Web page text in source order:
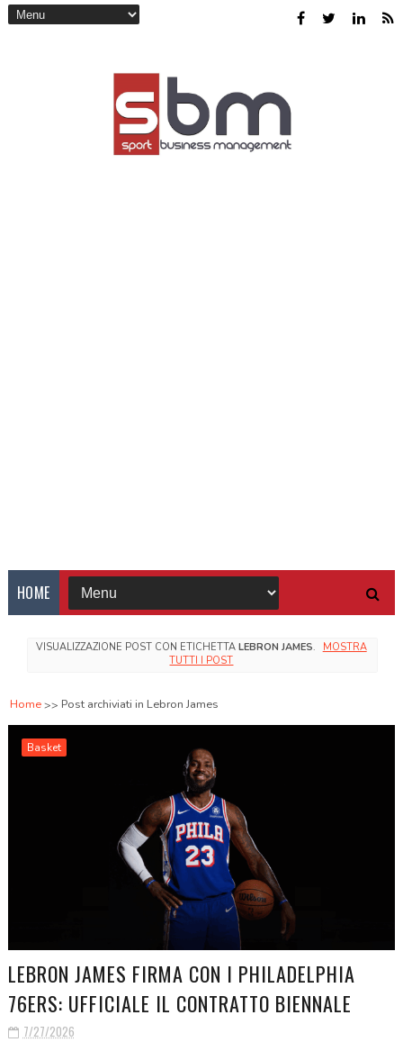
HOME
VISUALIZZAZIONE POST CON ETICHETTALEBRON JAMES.
MOSTRA
TUTTI I POST
Home Post archiviati in Lebron James
Basket
LEBRON JAMES FIRMA CON I PHILADELPHIA
76ERS: UFFICIALE IL CONTRATTO BIENNALE
7/27/2026